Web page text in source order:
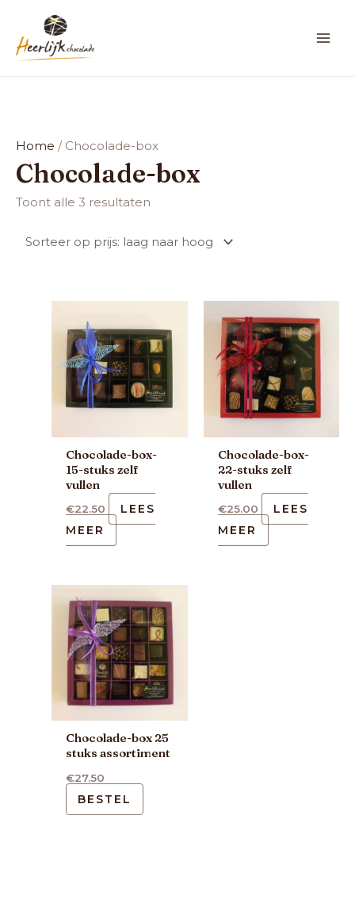
Home / Chocolade-box
Chocolade-box
Toont alle 3 resultaten
laag
naar
Chocolade-box-
15-stuks zelf
vullen
€22.50
LEES
MEER
Chocolade-box-
22-stuks zelf
vullen
€25.00
LEES
MEER
Chocolade-box 25
stuks assortiment
€27.50
BESTEL